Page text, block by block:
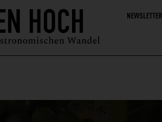
NEWSLETTER
ÜBER UNS SYMPOSIUM